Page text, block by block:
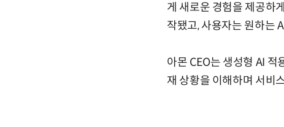
게 새로운 경험을 제공하
작됐고, 사용자는 원하는
아몬 CEO는 생성형 AI 적
재 상황을 이해하며 서비